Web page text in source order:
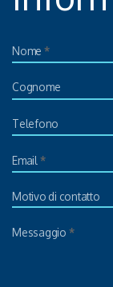
Nome *
Cognome
Telefono
Email *
Motivo di contatto
Messaggio *